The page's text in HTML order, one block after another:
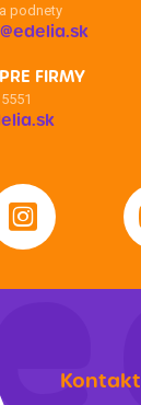
podnety
FIRMY
Kontakt